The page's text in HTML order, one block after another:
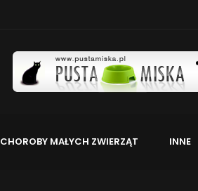
CHOROBY MAŁYCH ZWIERZĄT INNE